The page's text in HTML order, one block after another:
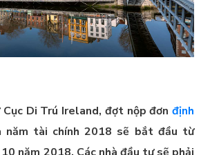
Di Trú Ireland, đợt nộp đơn định
năm tài chính 2018 sẽ bắt đầu từ
năm 2018. Các nhà đầu tư sẽ phải